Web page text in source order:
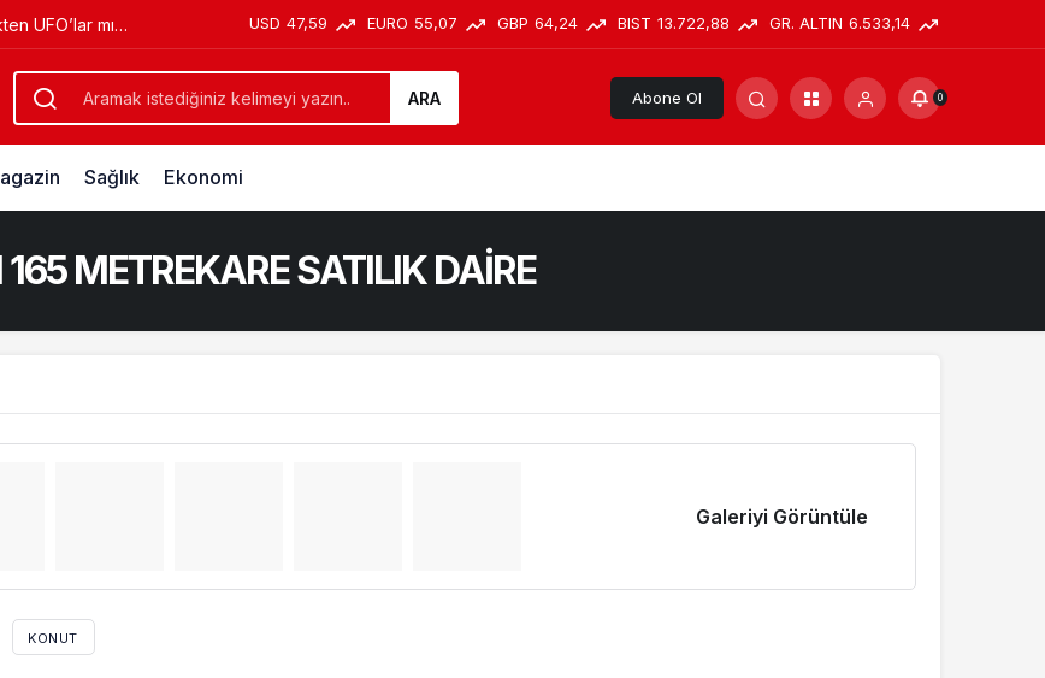
UFO’lar mı
USD 47,59 EURO 55,07 GBP 64,24 BIST 13.722,88 GR. ALTIN 6.533,14
ARA Abone Ol 0
Sağlık Ekonomi
METREKARE SATILIK DAİRE
Galeriyi Görüntüle
KONUT